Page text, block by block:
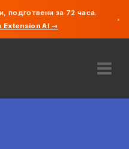
подготвени за 72 часа.
Extension AI →
×